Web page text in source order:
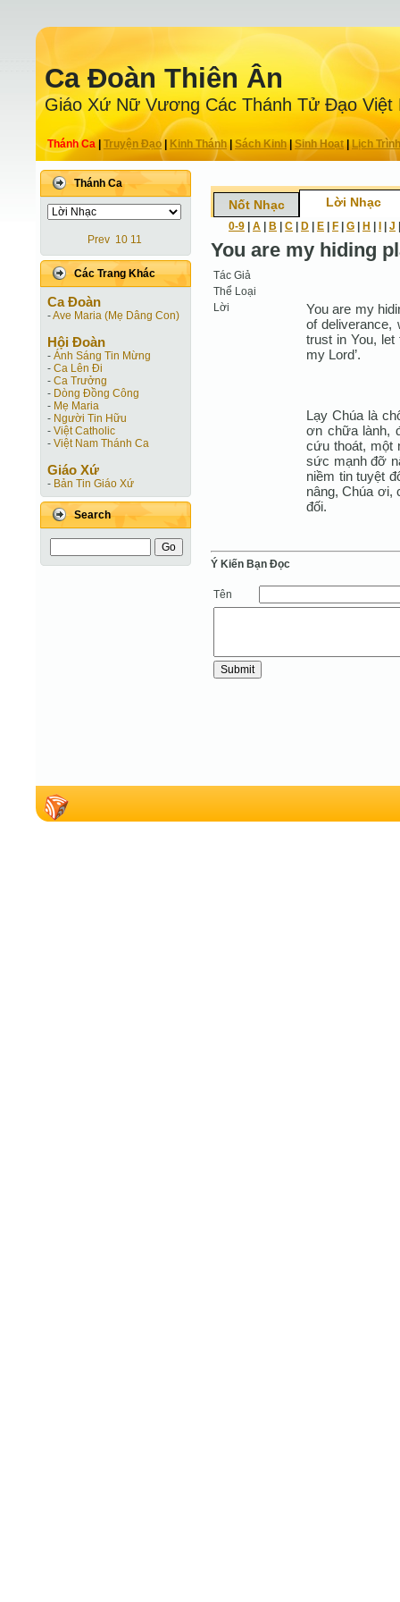
Ca Ðoàn Thiên Ân
Giáo Xứ Nữ Vương Các Thánh Tử Ðạo Việt
Thánh Ca Truyện Ðạo| Kinh Thánh Sách Kinh|Sinh Hoạt| Lịch Trình
Thánh Ca
Prev 10 11
Các Trang Khác
Ca Ðoàn
-Ave Maria (Mẹ Dâng Con)
Hội Ðoàn
- Ánh Sáng Tin Mừng
- Ca Lên Đi
- Ca Trưởng
- Dòng Đồng Công
- Mẹ Maria
- Người Tin Hữu
- Việt Catholic
- Việt Nam Thánh Ca
Giáo Xứ
- Bản Tin Giáo Xứ
Search
Nốt Nhạc Lời Nhạc
0-9 A B C D E F G H J
You are my hiding
Tác Giả
Thể Loại
Lời
You are my
of deliverance,
trust in You, let
my Lord’.
Lạy Chúa là
ơn chữa lành,
cứu thoát, một
sức mạnh đỡ
niềm tin tuyệt
nâng, Chúa ơi,
đối.
Ý Kiến Bạn Ðọc
Tên